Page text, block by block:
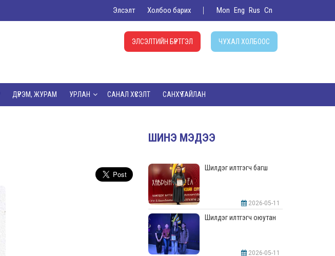
Элсэлт Холбоо барих Mon Eng Rus Cn
ЭЛСЭЛТИЙН БҮРТГЭЛ ЧУХАЛ ХОЛБООС
ДҮРЭМ, ЖУРАМ УРЛАН САНАЛ ХҮСЭЛТ САНХҮҮ ТАЙЛАН
ШИНЭ МЭДЭЭ
Шилдэг илтгэгч багш
2026-05-11
Шилдэг илтгэгч оюутан
2026-05-11